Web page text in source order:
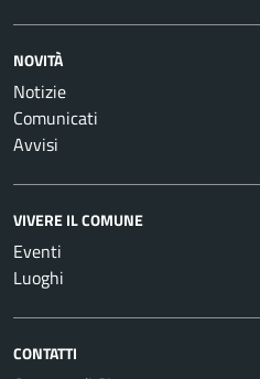
NOVITÀ
Notizie
Comunicati
Avvisi
VIVERE IL COMUNE
Eventi
Luoghi
CONTATTI